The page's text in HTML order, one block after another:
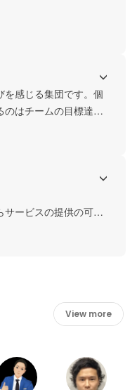
成が重視される傾向に
食事会や社員旅行、全
感じる集団です。個
のはチームの目標達成
目標を掲げています。
会」も開催していま
ベーションで仕事をす
サービスの提供の可否
トの姿勢があってこ
ことができます。権限
正当に共有していま
View more